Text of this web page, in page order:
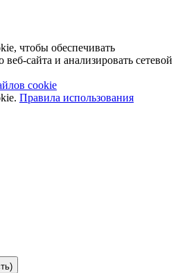
чтобы обеспечивать
сайта и анализировать сетевой
cookie
Правила использования